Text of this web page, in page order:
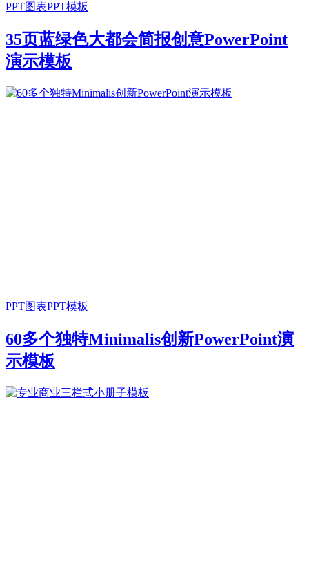
PPT图表PPT模板
35页蓝绿色大都会简报创意PowerPoint
演示模板
PPT图表PPT模板
60多个独特Minimalis创新PowerPoint演
示模板